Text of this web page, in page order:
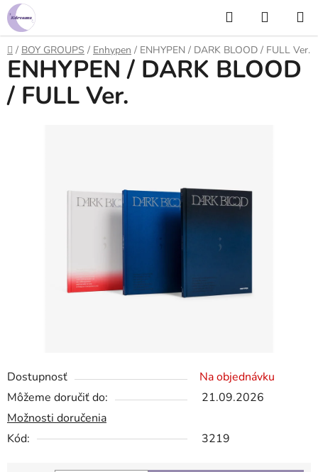
Prejsť
na
obsah
Hľadať
KOŠÍK
Domov
/ BOY GROUPS / Enhypen / ENHYPEN / DARK BLOOD / FULL Ver.
Dostupnosť
Na objednávku
Môžeme doručiť do:
21.09.2026
Možnosti doručenia
Kód:
3219
ENHYPEN / DARK BLOOD
/ FULL Ver.